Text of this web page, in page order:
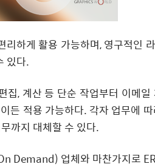
리하게 활용 가능하며, 영구적인
있다.
집, 계산 등 단순 작업부터 이메일
든 적용 가능하다. 각자 업무에
까지 대체할 수 있다.
Demand) 업체와 마찬가지로